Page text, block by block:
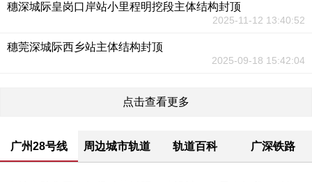
穗深城际皇岗口岸站小里程明挖段主体结构封顶
2025-11-12 13:40:52
穗莞深城际西乡站主体结构封顶
2025-09-18 15:42:04
点击查看更多
广州28号线 周边城市轨道 轨道百科 广深铁路